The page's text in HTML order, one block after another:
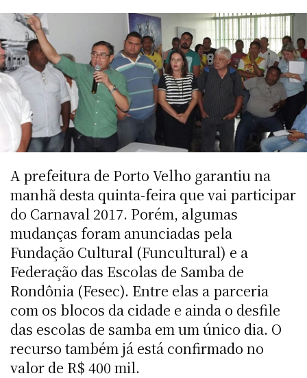
A prefeitura de Porto Velho garantiu na
manhã desta quinta-feira que vai participar
do Carnaval 2017. Porém, algumas
mudanças foram anunciadas pela
Fundação Cultural (Funcultural) e a
Federação das Escolas de Samba de
Rondônia (Fesec). Entre elas a parceria
com os blocos da cidade e ainda o desfile
das escolas de samba em um único dia. O
recurso também já está confirmado no
valor de R$ 400 mil.